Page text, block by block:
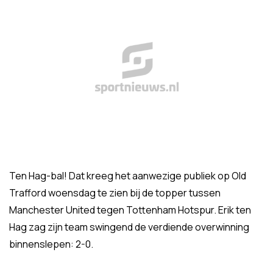
Ten Hag-bal! Dat kreeg het aanwezige publiek op Old
Trafford woensdag te zien bij de topper tussen
Manchester United tegen Tottenham Hotspur. Erik ten
Hag zag zijn team swingend de verdiende overwinning
binnenslepen: 2-0.